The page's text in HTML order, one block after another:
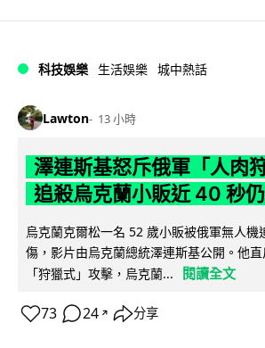
科技娛樂 生活娛樂 城中熱話
Lawton 13 小時
澤連斯基怒斥俄軍「人肉
追殺烏克蘭小販近 40 秒
烏克蘭克爾松一名 52 歲小販被俄軍無人機
傷，影片由烏克蘭總統澤連斯基公開。他
「狩獵式」攻擊，烏克蘭...
閱讀全文
73 24 ↗ 分享